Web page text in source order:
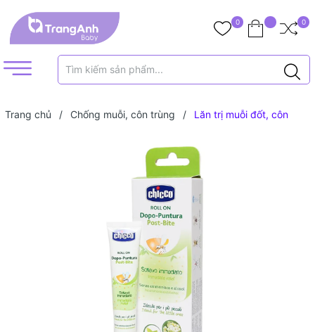
0 0
Trang chủ / Chống muỗi, côn trùng /
Lăn trị muỗi đốt, côn